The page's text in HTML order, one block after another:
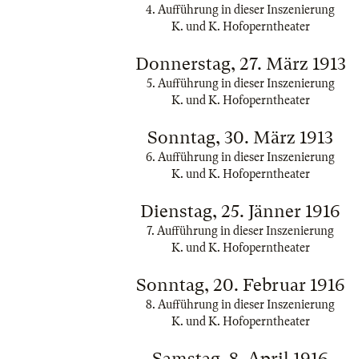
4. Aufführung in dieser Inszenierung
K. und K. Hofoperntheater
Donnerstag, 27. März 1913
5. Aufführung in dieser Inszenierung
K. und K. Hofoperntheater
Sonntag, 30. März 1913
6. Aufführung in dieser Inszenierung
K. und K. Hofoperntheater
Dienstag, 25. Jänner 1916
7. Aufführung in dieser Inszenierung
K. und K. Hofoperntheater
Sonntag, 20. Februar 1916
8. Aufführung in dieser Inszenierung
K. und K. Hofoperntheater